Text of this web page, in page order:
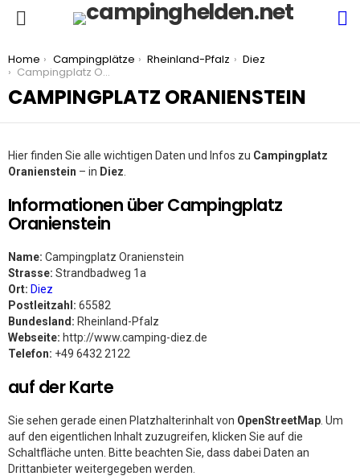
You are here:
Home Campingplätze Rheinland-Pfalz
Diez
Campingplatz Oranienstein
CAMPINGPLATZ ORANIENSTEIN
Hier finden Sie alle wichtigen Daten und Infos zu Campingplatz
Oranienstein – in Diez
Informationen über Campingplatz
Oranienstein
Name: Campingplatz Oranienstein
Strasse: Strandbadweg 1a
Ort: Diez
Postleitzahl: 65582
Bundesland: Rheinland-Pfalz
Webseite: http://www.camping-diez.de
Telefon: +49 6432 2122
auf der Karte
Sie sehen gerade einen Platzhalterinhalt von OpenStreetMap . Um
auf den eigentlichen Inhalt zuzugreifen, klicken Sie auf die
Schaltfläche unten. Bitte beachten Sie, dass dabei Daten an
Drittanbieter weitergegeben werden.